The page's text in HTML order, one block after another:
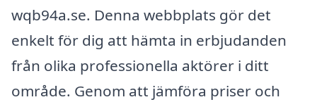
wqb94a.se. Denna webbplats gör det
enkelt för dig att hämta in erbjudanden
från olika professionella aktörer i ditt
område. Genom att jämföra priser och